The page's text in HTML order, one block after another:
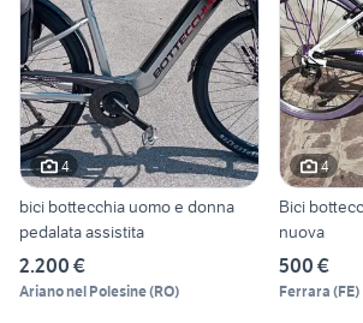
4
bici bottecchia uomo e donna
pedalata assistita
2.200 €
Ariano nel Polesine(RO)
4
Bici
nuova
500 €
Ferrara (FE)